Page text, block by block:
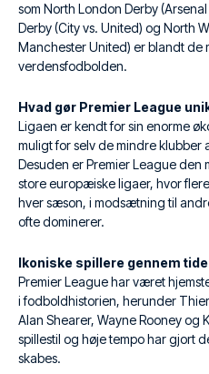
som North London Derby
Derby (City vs. United) og North
Manchester United) er blandt de
verdensfodbolden.
Hvad gør Premier League
Ligaen er kendt for sin enorme
muligt for selv de mindre klubber
Desuden er Premier League
store europæiske ligaer, hvor
hver sæson, i modsætning til
ofte dominerer.
Ikoniske spillere gennem
Premier League har været
i fodboldhistorien, herunder
Alan Shearer, Wayne Rooney og
spillestil og høje tempo har gjort
skabes.